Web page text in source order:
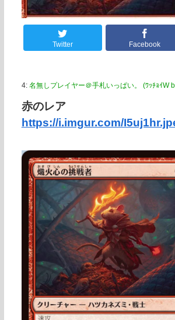
Twitter Facebook
4: 名無しプレイヤー＠手札いっぱい。 (ﾜｯﾁｮｲ
赤のレア
https://i.imgur.com/